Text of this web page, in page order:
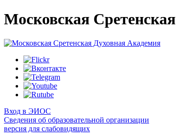
Московская Сретенская
Вход в ЭИОС
Сведения об образовательной организации
версия для слабовидящих